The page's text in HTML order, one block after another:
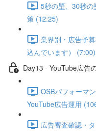
5秒の壁、30秒
策 (12:25)
業界別・広告予
込んでいます） (7:00)
Day13 - YouTube広告
OSBパフォーマ
YouTube広告運用
広告審査確認・